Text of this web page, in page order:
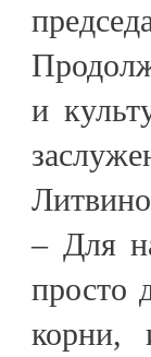
и
– Для
просто
корни,